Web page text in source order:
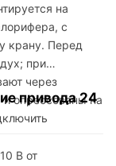
на
с
крану. Перед
при
через
опрессованы на
привода 24
В от